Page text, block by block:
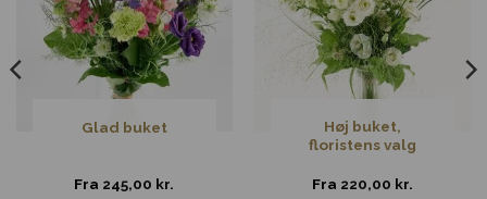
Glad buket
Fra 245,00 kr.
Høj buket,
floristens valg
Fra 220,00 kr.